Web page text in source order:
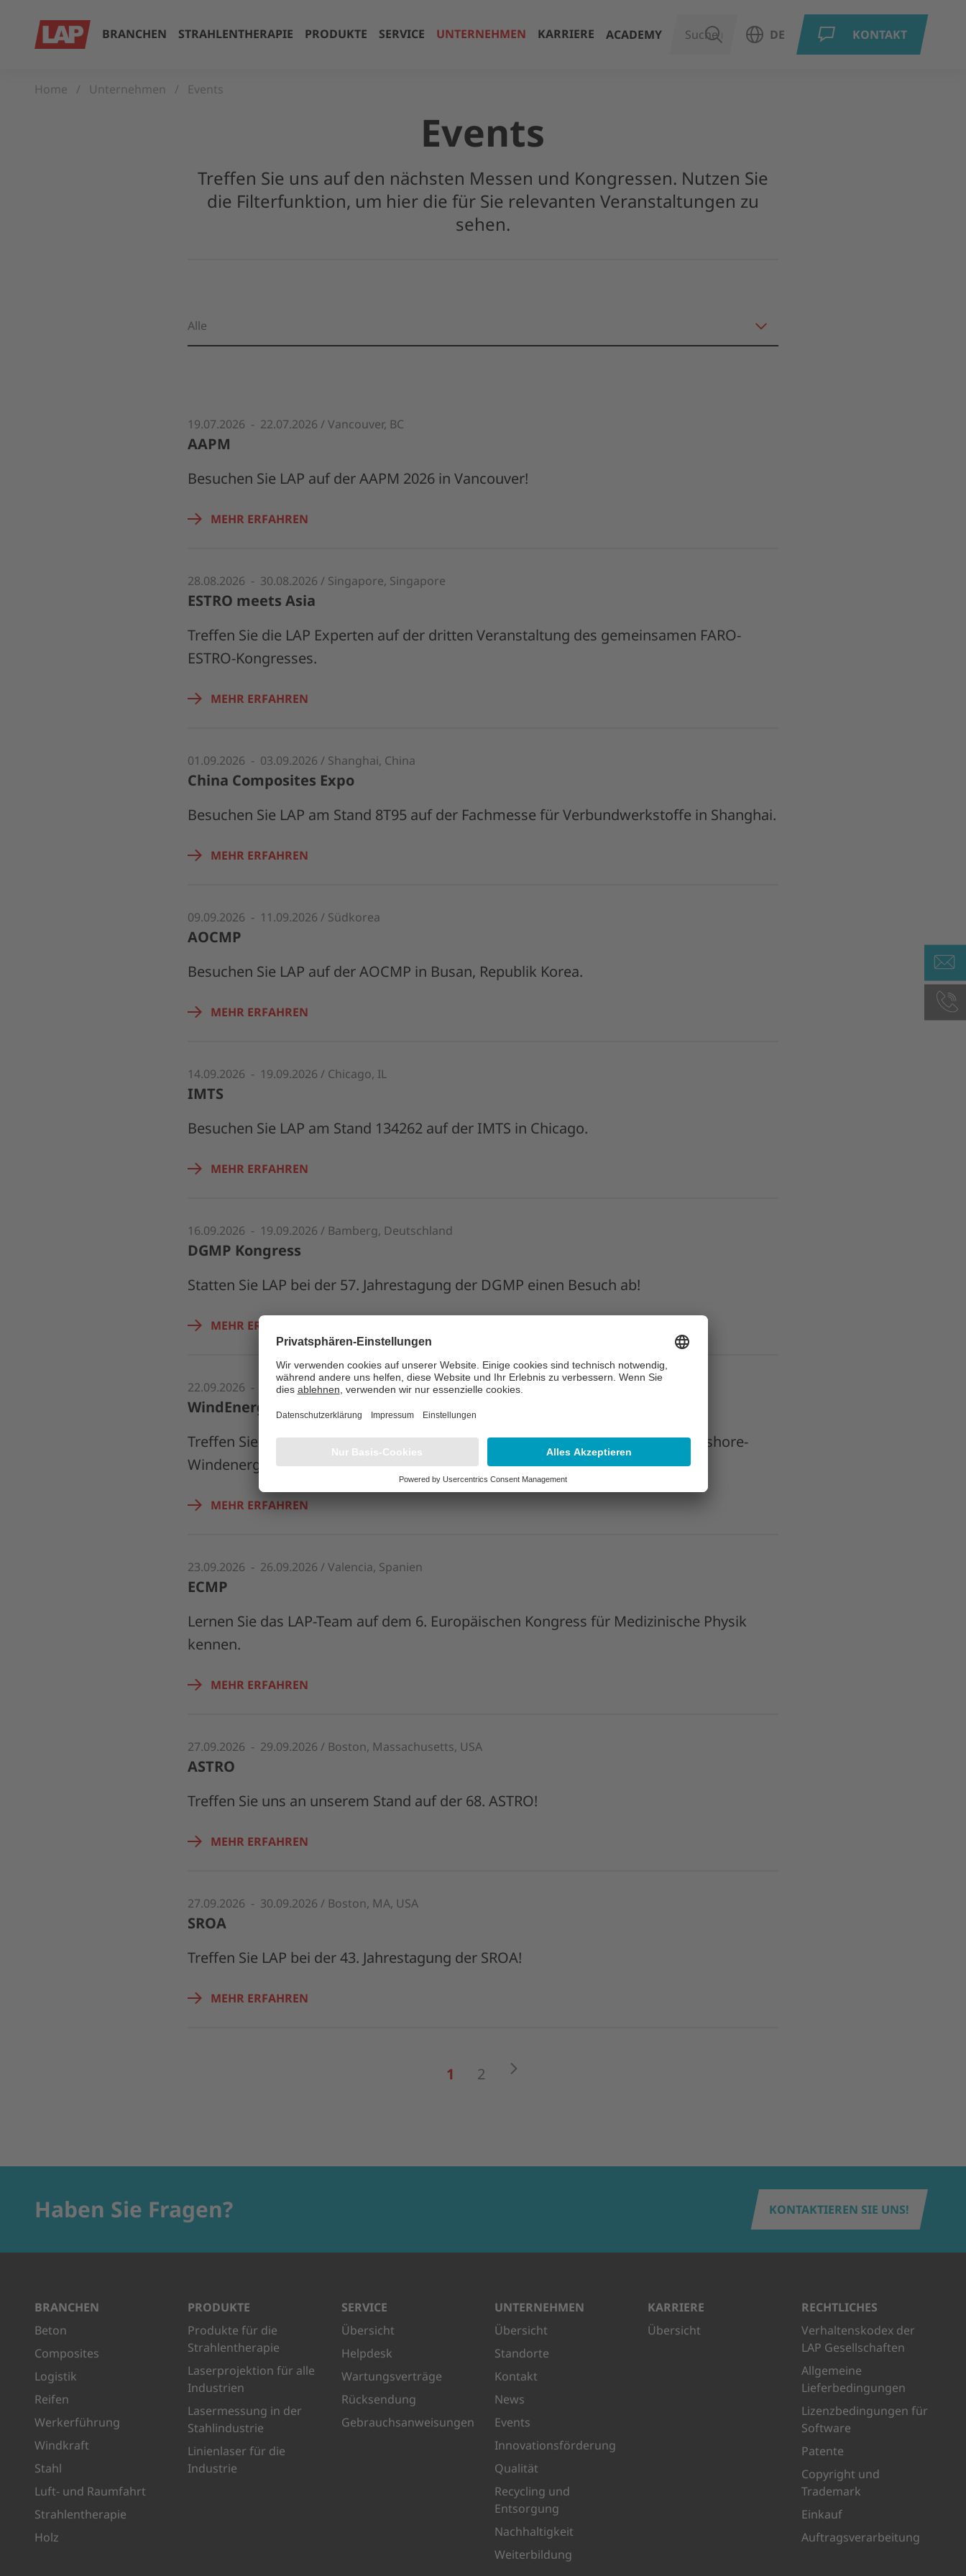
BRANCHEN STRAHLENTHERAPIE PRODUKTE SERVICE UNTERNEHMEN KARRIERE ACADEMY SUCHENSprachauswahl öffnen
DE KONTAKT
Home Unternehmen Events
Events
Treffen Sie uns auf den nächsten Messen und Kongressen. Nutzen Sie
die Filterfunktion, um hier die für Sie relevanten Veranstaltungen zu
sehen.
19.07.2026 - 22.07.2026 / Vancouver, BC
AAPM
Besuchen Sie LAP auf der AAPM 2026 in Vancouver!
MEHR ERFAHREN
28.08.2026 - 30.08.2026 / Singapore, Singapore
ESTRO meets Asia
Treffen Sie die LAP Experten auf der dritten Veranstaltung des gemeinsamen FARO-
ESTRO-Kongresses.
MEHR ERFAHREN
01.09.2026 - 03.09.2026 / Shanghai, China
China Composites Expo
Besuchen Sie LAP am Stand 8T95 auf der Fachmesse für Verbundwerkstoffe in Shanghai.
MEHR ERFAHREN
09.09.2026 - 11.09.2026 / Südkorea
AOCMP
Besuchen Sie LAP auf der AOCMP in Busan, Republik Korea.
MEHR ERFAHREN
14.09.2026 - 19.09.2026 / Chicago, IL
IMTS
Besuchen Sie LAP am Stand 134262 auf der IMTS in Chicago.
MEHR ERFAHREN
16.09.2026 - 19.09.2026 / Bamberg, Deutschland
DGMP Kongress
Statten Sie LAP bei der 57. Jahrestagung der DGMP einen Besuch ab!
MEHR ERFAHREN
22.09.2026 - 25.09.2026 / Hamburg, Deutschland
WindEnergy Hamburg
Treffen Sie die Experten von LAP auf dem globalen Event für Onshore- und Offshore-
Windenergie am Stand A4.301.
MEHR ERFAHREN
23.09.2026 - 26.09.2026 / Valencia, Spanien
ECMP
Lernen Sie das LAP-Team auf dem 6. Europäischen Kongress für Medizinische Physik
kennen.
MEHR ERFAHREN
27.09.2026 - 29.09.2026 / Boston, Massachusetts, USA
ASTRO
Treffen Sie uns an unserem Stand auf der 68. ASTRO!
MEHR ERFAHREN
27.09.2026 - 30.09.2026 / Boston, MA, USA
SROA
Treffen Sie LAP bei der 43. Jahrestagung der SROA!
MEHR ERFAHREN
1 2
Haben Sie Fragen? KONTAKTIEREN SIE UNS!
BRANCHEN
Beton
Composites
Logistik
Reifen
Werkerführung
Windkraft
Stahl
Luft- und Raumfahrt
Strahlentherapie
Holz
PRODUKTE
Produkte für die
Strahlentherapie
Laserprojektion für alle
Industrien
Lasermessung in der
Stahlindustrie
Linienlaser für die
Industrie
SERVICE
Übersicht
Helpdesk
Wartungsverträge
Rücksendung
Gebrauchsanweisungen
UNTERNEHMEN
Übersicht
Standorte
Kontakt
News
Events
Innovationsförderung
Qualität
Recycling und
Entsorgung
Nachhaltigkeit
Weiterbildung
KARRIERE
Übersicht
RECHTLICHES
Verhaltenskodex der
LAP Gesellschaften
Allgemeine
Lieferbedingungen
Lizenzbedingungen für
Software
Patente
Copyright und
Trademark
Einkauf
Auftragsverarbeitung